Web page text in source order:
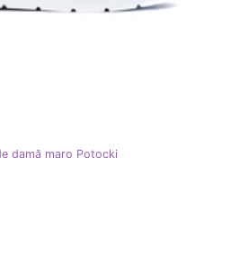
damă maro Potocki